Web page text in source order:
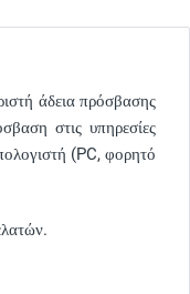
άδεια πρόσβασης
στις υπηρεσίες
(PC, φορητό